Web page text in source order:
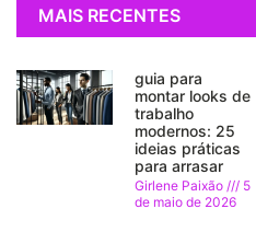
MAIS RECENTES
guia para
montar looks de
trabalho
modernos: 25
ideias práticas
para arrasar
Girlene Paixão
5
de maio de 2026